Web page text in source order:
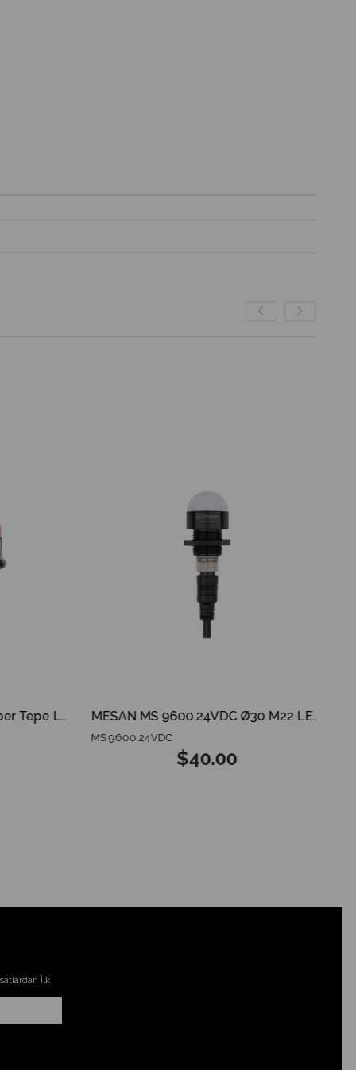
MESAN MS 825.12-24V Amber Tepe Lambası ECE R65 ECE R10 3 MODES SPARKING DOME MESAN MS 9600.24VDC Ø30 M22 LED Indikatör GX12 Konnektör RGY Siyah Gövde
MS 9600.24VDC
$40.00
İlk